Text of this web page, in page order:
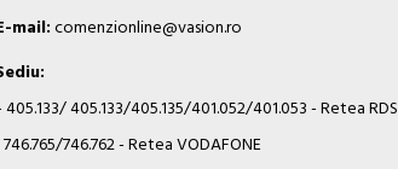
mail:comenzionline@vasion.ro
405.133/405.135/401.052/401.053 - Retea RDS
746.762 - Retea VODAFONE